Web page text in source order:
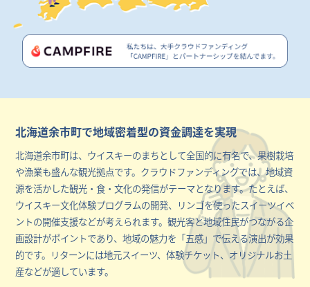
北海道余市町で地域密着型の資金調達を実現
北海道余市町は、ウイスキーのまちとして全国的に有名で、果樹栽培
や漁業も盛んな観光拠点です。クラウドファンディングでは、地域資
源を活かした観光・食・文化の発信がテーマとなります。たとえば、
ウイスキー文化体験プログラムの開発、リンゴを使ったスイーツイベ
ントの開催支援などが考えられます。観光客と地域住民がつながる企
画設計がポイントであり、地域の魅力を「五感」で伝える演出が効果
的です。リターンには地元スイーツ、体験チケット、オリジナルお土
産などが適しています。